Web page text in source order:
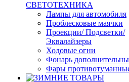
СВЕТОТЕХНИКА
Лампы для автомобиля
Проблесковые маячки
Проекции/ Подсветки/
Эквалайзеры
Ходовые огни
Фонарь
Фары